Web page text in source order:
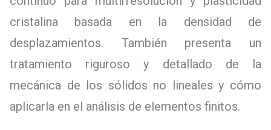
cristalina basada en la densidad de
desplazamientos. También presenta un
tratamiento riguroso y detallado de la
mecánica de los sólidos no lineales y cómo
aplicarla en el análisis de elementos finitos.